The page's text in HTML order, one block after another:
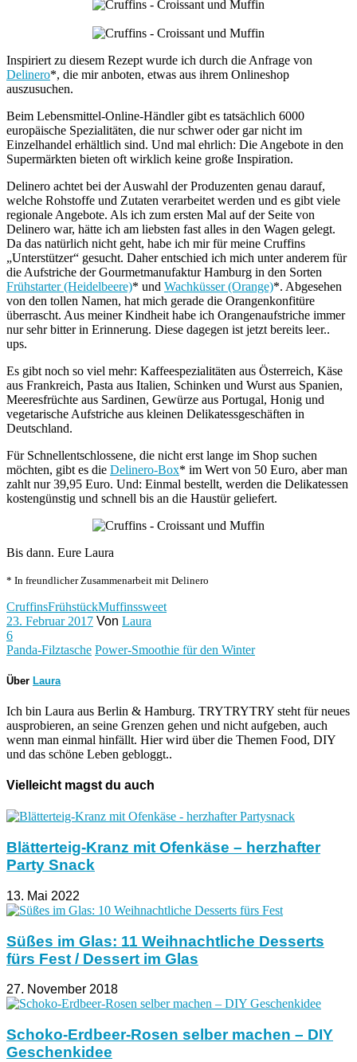
Inspiriert zu diesem Rezept wurde ich durch die Anfrage von
Delinero*, die mir anboten, etwas aus ihrem Onlineshop
auszusuchen.
Beim Lebensmittel-Online-Händler gibt es tatsächlich 6000
europäische Spezialitäten, die nur schwer oder gar nicht im
Einzelhandel erhältlich sind. Und mal ehrlich: Die Angebote in den
Supermärkten bieten oft wirklich keine große Inspiration.
Delinero achtet bei der Auswahl der Produzenten genau darauf,
welche Rohstoffe und Zutaten verarbeitet werden und es gibt viele
regionale Angebote. Als ich zum ersten Mal auf der Seite von
Delinero war, hätte ich am liebsten fast alles in den Wagen gelegt.
Da das natürlich nicht geht, habe ich mir für meine Cruffins
„Unterstützer“ gesucht. Daher entschied ich mich unter anderem für
die Aufstriche der Gourmetmanufaktur Hamburg in den Sorten
Frühstarter (Heidelbeere)* und Wachküsser (Orange)*. Abgesehen
von den tollen Namen, hat mich gerade die Orangenkonfitüre
überrascht. Aus meiner Kindheit habe ich Orangenaufstriche immer
nur sehr bitter in Erinnerung. Diese dagegen ist jetzt bereits leer..
ups.
Es gibt noch so viel mehr: Kaffeespezialitäten aus Österreich, Käse
aus Frankreich, Pasta aus Italien, Schinken und Wurst aus Spanien,
Meeresfrüchte aus Sardinen, Gewürze aus Portugal, Honig und
vegetarische Aufstriche aus kleinen Delikatessgeschäften in
Deutschland.
Für Schnellentschlossene, die nicht erst lange im Shop suchen
möchten, gibt es die Delinero-Box* im Wert von 50 Euro, aber man
zahlt nur 39,95 Euro. Und: Einmal bestellt, werden die Delikatessen
kostengünstig und schnell bis an die Haustür geliefert.
Bis dann. Eure Laura
* In freundlicher Zusammenarbeit mit Delinero
CruffinsFrühstückMuffinssweet
23. Februar 2017 Von Laura
6
Panda-Filztasche Power-Smoothie für den Winter
Über Laura
Ich bin Laura aus Berlin & Hamburg. TRYTRYTRY steht für neues
ausprobieren, an seine Grenzen gehen und nicht aufgeben, auch
wenn man einmal hinfällt. Hier wird über die Themen Food, DIY
und das schöne Leben gebloggt..
Vielleicht magst du auch
Blätterteig-Kranz mit Ofenkäse – herzhafter
Party Snack
13. Mai 2022
Süßes im Glas: 11 Weihnachtliche Desserts
fürs Fest / Dessert im Glas
27. November 2018
Schoko-Erdbeer-Rosen selber machen – DIY
Geschenkidee